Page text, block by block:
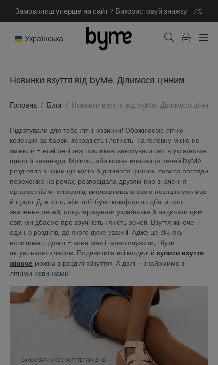
Замовляєш уперше на сайті? Використовуй знижку -7%
Українська
Новинки взуття від byMe. Ділимося цінним
Головна Блог Новинки взуття від byMe. Ділимося цінним
Підготували для тебе літні новинки! Обожнюємо літню
колекцію за барви, яскравість і легкість. Та головну місію не
змінили – нові речі теж покликані закохувати світ в українське
щиро й назавжди. Мріємо, аби кожна власниця речей byMe
розділяла з нами цю місію й ділилася цінним: ловила погляди
перехожих на речах, розповідала друзям про значення
орнаментів чи символів, висловлювала свою позицію сміливо
й щиро. Для того, аби тобі було комфортно дбати про
значення речей, популяризувати українське й надихати цим
світ, ми дбаємо про зручність і якість речей. Взуття жіноче –
один із розділів, до якого дуже уважні. Адже це річ, яку
носитимеш довго – вона має і гарно служити, і бути
актуальною з часом. Подивитися всі моделі й купити взуття
жіноче можна в розділі «Взуття». А далі – знайомимо з
літніми новинками!